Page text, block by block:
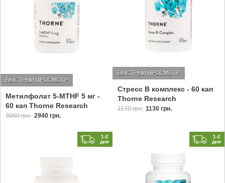
Метилфолат 5-MTHF 5 мг -
60 кап Thorne Research
БЫСТРЫЙ ПРОСМОТР
3060 грн. 2940 грн.
Стресс B комплекс - 60 кап
Thorne Research
БЫСТРЫЙ ПРОСМОТР
1170 грн. 1130 грн.
1-2
дня
1-2
дня